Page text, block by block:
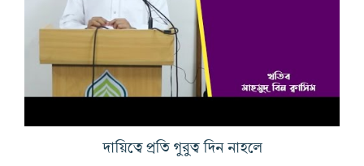
দায়িত্বে প্রতি গুরুত্ব দিন নাহলে